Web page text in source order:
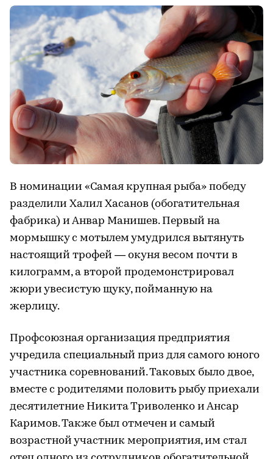
В номинации «Самая крупная рыба» победу
разделили Халил Хасанов (обогатительная
фабрика) и Анвар Манишев. Первый на
мормышку с мотылем умудрился вытянуть
настоящий трофей — окуня весом почти в
килограмм, а второй продемонстрировал
жюри увесистую щуку, пойманную на
жерлицу.
Профсоюзная организация предприятия
учредила специальный приз для самого юного
участника соревнований. Таковых было двое,
вместе с родителями половить рыбу приехали
десятилетние Никита Триволенко и Ансар
Каримов. Также был отмечен и самый
возрастной участник мероприятия, им стал